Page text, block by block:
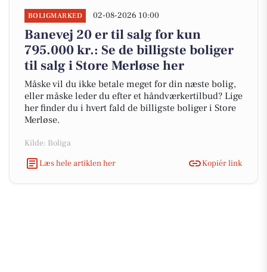
BOLIGMARKED 02-08-2026 10:00
Banevej 20 er til salg for kun
795.000 kr.: Se de billigste boliger
til salg i Store Merløse her
Måske vil du ikke betale meget for din næste bolig,
eller måske leder du efter et håndværkertilbud? Lige
her finder du i hvert fald de billigste boliger i Store
Merløse.
Kilde: Boliga
Læs hele artiklen her
Kopiér link